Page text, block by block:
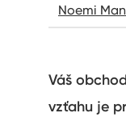
Noemi
Váš
vzťahu je